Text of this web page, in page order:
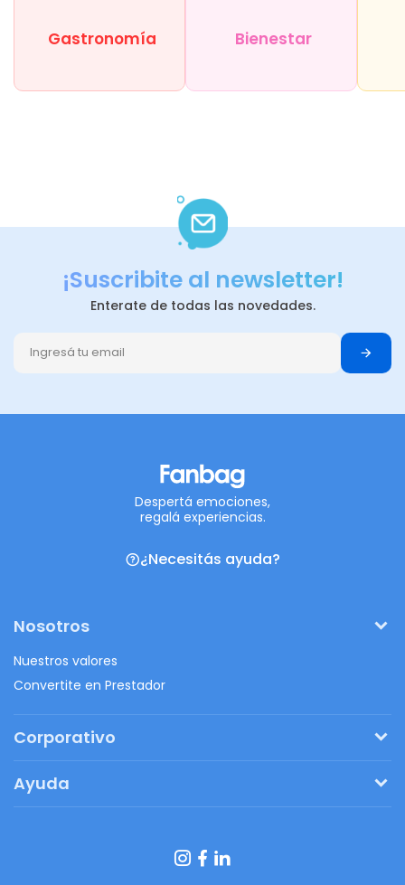
Gastronomía Bienestar
¡Suscribite al newsletter!
Enterate de todas las novedades.
Despertá emociones,
regalá experiencias.
¿Necesitás ayuda?
Nosotros
Nuestros valores
Convertite en Prestador
Corporativo
Regalos originales
Ayuda
Botón de arrepentimiento